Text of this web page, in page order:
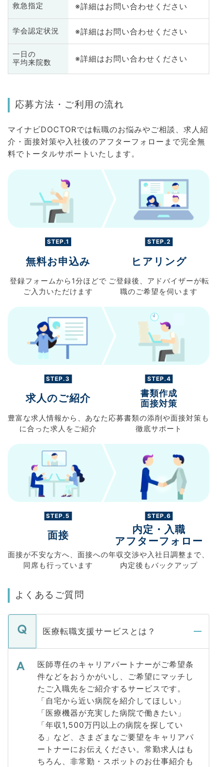
救急指定 ※詳細はお問い合わせください
学会認定状況 ※詳細はお問い合わせください
一日の
平均来院数
※詳細はお問い合わせください
応募方法・ご利用の流れ
マイナビDOCTORでは転職のお悩みやご相談、求人紹
介・面接対策や入社後のアフターフォローまで完全無
料でトータルサポートいたします。
STEP.1
無料お申込み
登録フォームから 1分ほどで
ご入力 いただけます
STEP.2
ヒアリング
ご登録後、 アドバイザーが転
職のご希望を伺います
STEP.3
求人のご紹介
豊富な求人情報から、 あなた
に合った求人を ご紹介
STEP.4
書類作成
面接対策
応募書類の添削や面接対策も
徹底サポート
STEP.5
面接
面接が不安な方へ、 面接への
同席も行っています
STEP.6
内定・入職
アフターフォロー
年収交渉や入社日調整まで、
内定後もバックアップ
よくあるご質問
医療転職支援サービスとは？
医師専任のキャリアパートナーがご希望条
件などをおうかがいし、ご希望にマッチし
たご入職先をご紹介するサービスです。
「自宅から近い病院を紹介してほしい」
「医療機器が充実した病院で働きたい」
「年収1,500万円以上の病院を探してい
る」など、さまざまなご要望をキャリアパ
ートナーにお伝えください。常勤求人はも
ちろん、非常勤・スポットのお仕事紹介も